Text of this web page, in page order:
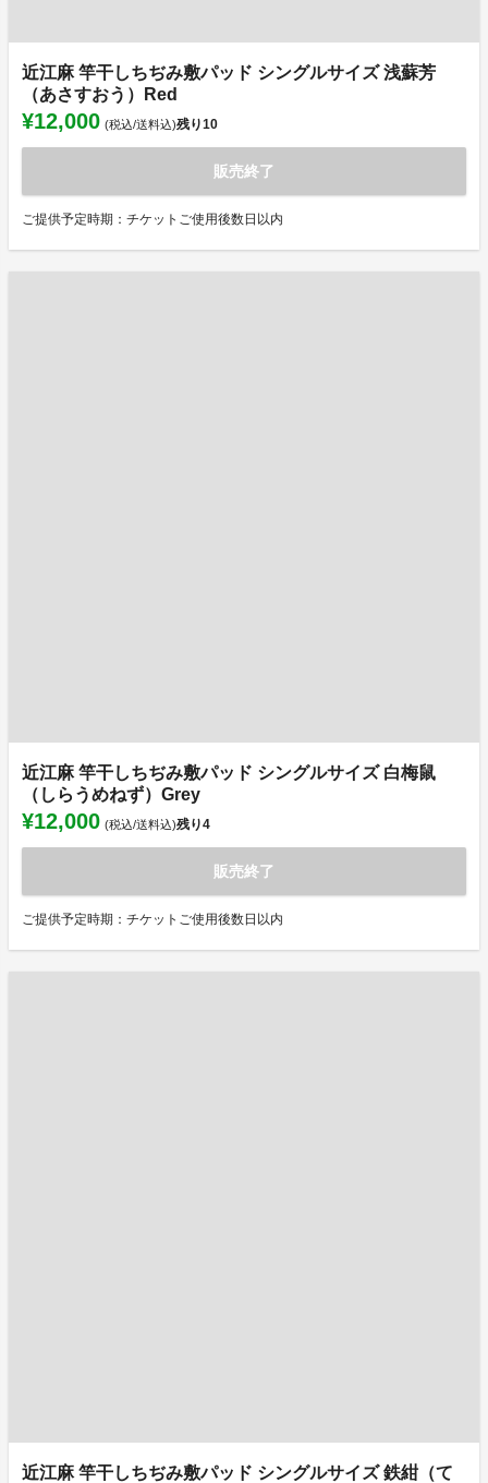
近江麻 竿干しちぢみ敷パッド シングルサイズ 浅蘇芳
（あさすおう）Red
¥12,000 (税込/送料込)残り10
販売終了
ご提供予定時期：チケットご使用後数日以内
近江麻 竿干しちぢみ敷パッド シングルサイズ 白梅鼠
（しらうめねず）Grey
¥12,000 (税込/送料込)残り4
販売終了
ご提供予定時期：チケットご使用後数日以内
近江麻 竿干しちぢみ敷パッド シングルサイズ 鉄紺（て